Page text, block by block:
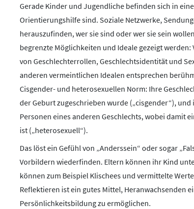
Gerade Kinder und Jugendliche befinden sich in
Orientierungshilfe sind. Soziale Netzwerke,
herauszufinden, wer sie sind oder wer sie sein
begrenzte Möglichkeiten und Ideale gezeigt
von Geschlechterrollen, Geschlechtsidentität und
anderen vermeintlichen Idealen entsprechen
Cisgender- und heterosexuellen Norm: Ihre
der Geburt zugeschrieben wurde („cisgender“),
Personen eines anderen Geschlechts, wobei damit
ist („heterosexuell“).
Das löst ein Gefühl von „Anderssein“ oder sogar
Vorbildern wiederfinden. Eltern können ihr Kind
können zum Beispiel Klischees und vermittelte
Reflektieren ist ein gutes Mittel, Heranwachsenden
Persönlichkeitsbildung zu ermöglichen.